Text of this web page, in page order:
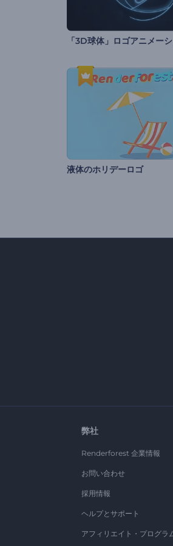
「3D球体」ロゴアニメー
液体のホリデーロゴ
弊社
Renderforest 企業情報
お問い合わせ
採用情報
ヘルプとサポート
アフィリエイト・プログラ